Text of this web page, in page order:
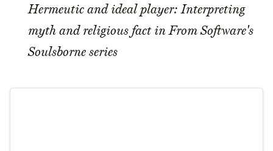
Hermeutic and ideal player: Interpreting
myth and religious fact in From Software's
Soulsborne series